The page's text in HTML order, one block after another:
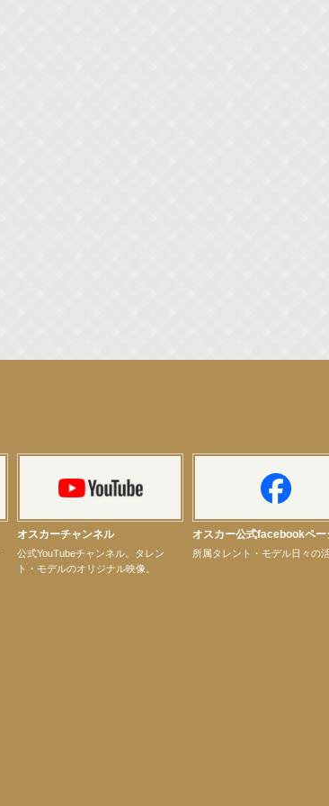
オスカーチャンネル
公式YouTubeチャンネル。タレン
ト・モデルのオリジナル映像。
オスカー公式facebookペー
所属タレント・モデル日々の活